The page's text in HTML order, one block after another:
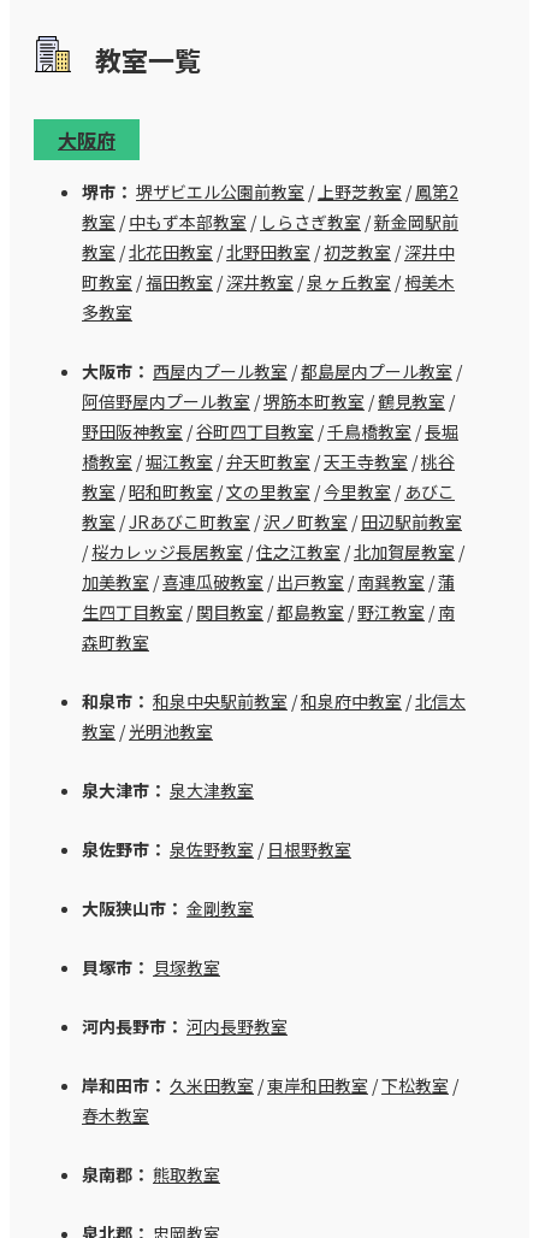
教室⼀覧
大阪府
堺市： 堺ザビエル公園前教室 /上野芝教室 /鳳第2
教室 /中もず本部教室 / しらさぎ教室 /新金岡駅前
教室 /北花田教室 /北野田教室 /初芝教室 /深井中
町教室 /福田教室 /深井教室 /泉ヶ丘教室 /栂美木
多教室
大阪市： 西屋内プール教室 /都島屋内プール教室 /
阿倍野屋内プール教室 /堺筋本町教室 /鶴見教室 /
野田阪神教室 /谷町四丁目教室 /千鳥橋教室 /長堀
橋教室 /堀江教室 /弁天町教室 /天王寺教室 /桃谷
教室 /昭和町教室 /文の里教室 /今里教室 / あびこ
教室 /JRあびこ町教室 /沢ノ町教室 /田辺駅前教室
/桜カレッジ長居教室 /住之江教室 /北加賀屋教室 /
加美教室 /喜連瓜破教室 /出戸教室 /南巽教室 /蒲
生四丁目教室 /関目教室 /都島教室 /野江教室 /南
森町教室
和泉市： 和泉中央駅前教室 /和泉府中教室 /北信太
教室 /光明池教室
泉大津市： 泉大津教室
泉佐野市： 泉佐野教室 / 日根野教室
大阪狭山市： 金剛教室
貝塚市： 貝塚教室
河内長野市： 河内長野教室
岸和田市： 久米田教室 /東岸和田教室 /下松教室 /
春木教室
泉南郡： 熊取教室